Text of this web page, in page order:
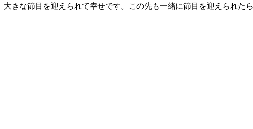
大きな節目を迎えられて幸せです。この先も一緒に節目を迎えられた